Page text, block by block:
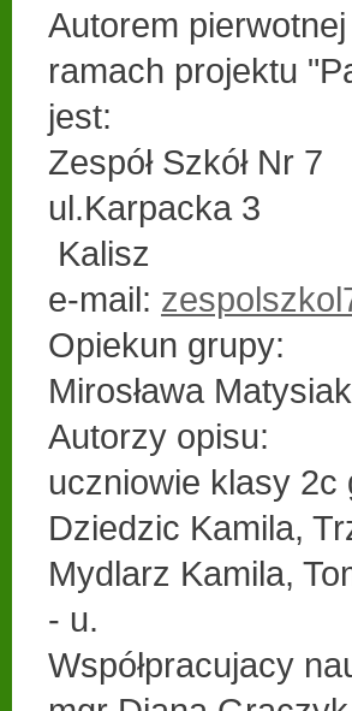
Autorem
ramach projektu
jest:
Zespół Szkół Nr 7
ul.Karpacka 3
Kalisz
e-mail:
Opiekun grupy:
Mirosława
Autorzy opisu:
uczniowie klasy 2c
Dziedzic Kamila,
Mydlarz Kamila,
- u.
Współpracujacy